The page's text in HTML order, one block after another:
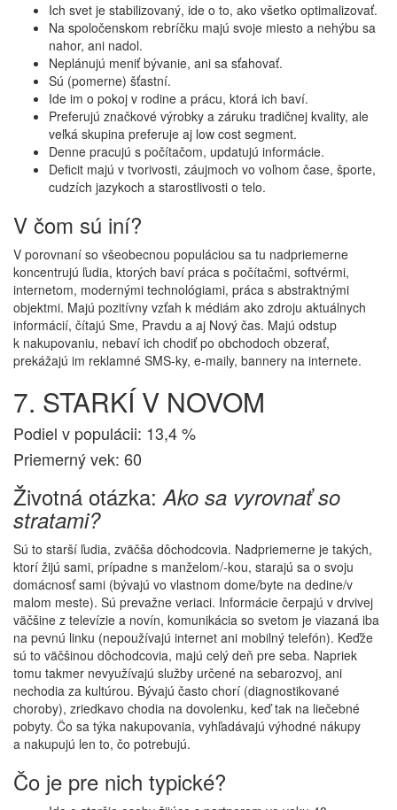
Ich svet je stabilizovaný, ide o to, ako všetko optimalizovať.
Na spoločenskom rebríčku majú svoje miesto a nehýbu sa
nahor, ani nadol.
Neplánujú meniť bývanie, ani sa sťahovať.
Sú (pomerne) šťastní.
Ide im o pokoj v rodine a prácu, ktorá ich baví.
Preferujú značkové výrobky a záruku tradičnej kvality, ale
veľká skupina preferuje aj low cost segment.
Denne pracujú s počítačom, updatujú informácie.
Deficit majú v tvorivosti, záujmoch vo voľnom čase, športe,
cudzích jazykoch a starostlivosti o telo.
V čom sú iní?
V porovnaní so všeobecnou populáciou sa tu nadpriemerne
koncentrujú ľudia, ktorých baví práca s počítačmi, softvérmi,
internetom, modernými technológiami, práca s abstraktnými
objektmi. Majú pozitívny vzťah k médiám ako zdroju aktuálnych
informácií, čítajú Sme, Pravdu a aj Nový čas. Majú odstup
k nakupovaniu, nebaví ich chodiť po obchodoch obzerať,
prekážajú im reklamné SMS-ky, e-maily, bannery na internete.
7. STARKÍ V NOVOM
Podiel v populácii: 13,4 %
Priemerný vek: 60
Životná otázka:Ako sa vyrovnať so
stratami?
Sú to starší ľudia, zväčša dôchodcovia. Nadpriemerne je takých,
ktorí žijú sami, prípadne s manželom/-kou, starajú sa o svoju
domácnosť sami (bývajú vo vlastnom dome/byte na dedine/v
malom meste). Sú prevažne veriaci. Informácie čerpajú v drvivej
väčšine z televízie a novín, komunikácia so svetom je viazaná iba
na pevnú linku (nepoužívajú internet ani mobilný telefón). Keďže
sú to väčšinou dôchodcovia, majú celý deň pre seba. Napriek
tomu takmer nevyužívajú služby určené na sebarozvoj, ani
nechodia za kultúrou. Bývajú často chorí (diagnostikované
choroby), zriedkavo chodia na dovolenku, keď tak na liečebné
pobyty. Čo sa týka nakupovania, vyhľadávajú výhodné nákupy
a nakupujú len to, čo potrebujú.
Čo je pre nich typické?